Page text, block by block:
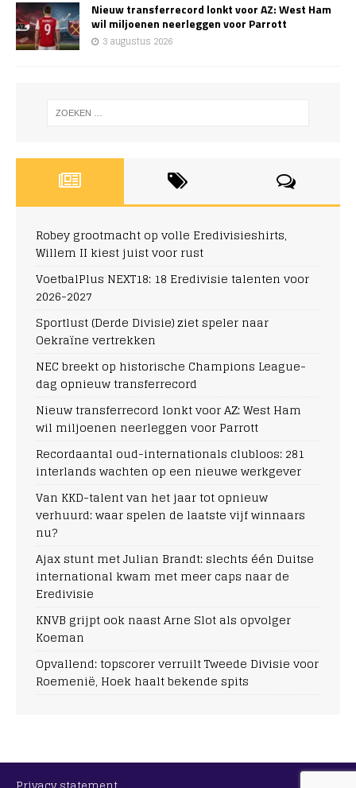
Nieuw transferrecord lonkt voor AZ: West Ham
wil miljoenen neerleggen voor Parrott
3 augustus 2026
Robey grootmacht op volle Eredivisieshirts,
Willem II kiest juist voor rust
VoetbalPlus NEXT18: 18 Eredivisie talenten voor
2026-2027
Sportlust (Derde Divisie) ziet speler naar
Oekraïne vertrekken
NEC breekt op historische Champions League-
dag opnieuw transferrecord
Nieuw transferrecord lonkt voor AZ: West Ham
wil miljoenen neerleggen voor Parrott
Recordaantal oud-internationals clubloos: 281
interlands wachten op een nieuwe werkgever
Van KKD-talent van het jaar tot opnieuw
verhuurd: waar spelen de laatste vijf winnaars
nu?
Ajax stunt met Julian Brandt: slechts één Duitse
international kwam met meer caps naar de
Eredivisie
KNVB grijpt ook naast Arne Slot als opvolger
Koeman
Opvallend: topscorer verruilt Tweede Divisie voor
Roemenië, Hoek haalt bekende spits